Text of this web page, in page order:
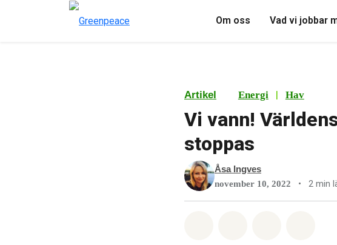
Om oss Vad vi jobbar
Artikel Energi | Hav
Vi vann!
stoppas
Åsa Ingves
november 10, 2022 • 2 min